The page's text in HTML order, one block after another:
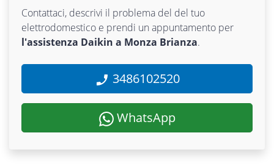
Contattaci, descrivi il problema del del tuo
elettrodomestico e prendi un appuntamento per
l'assistenza Daikin a Monza Brianza.
3486102520
WhatsApp